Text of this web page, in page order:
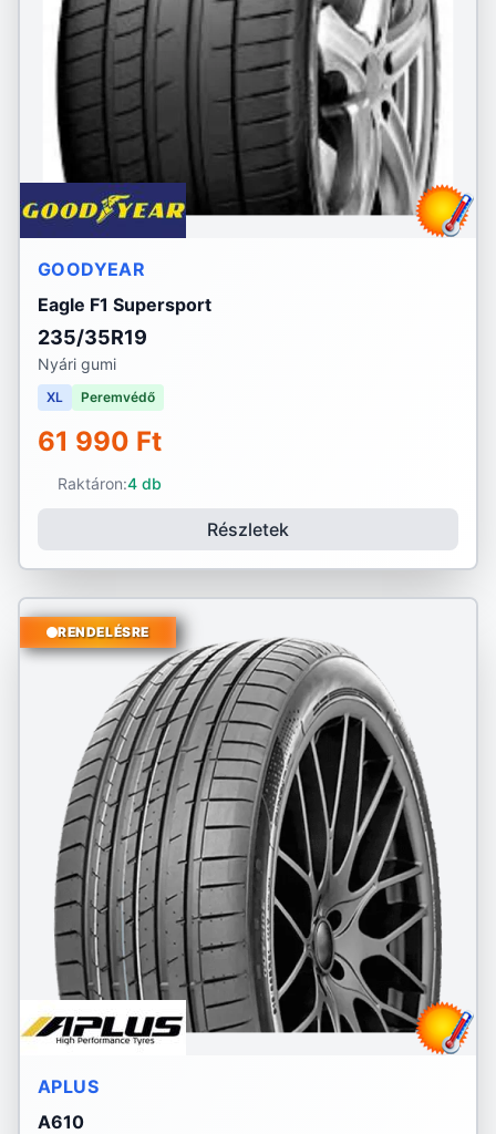
GOODYEAR
Eagle F1 Supersport
235/35R19
Nyári gumi
XL Peremvédő
61 990 Ft
Raktáron:4 db
Részletek
RENDELÉSRE
APLUS
A610